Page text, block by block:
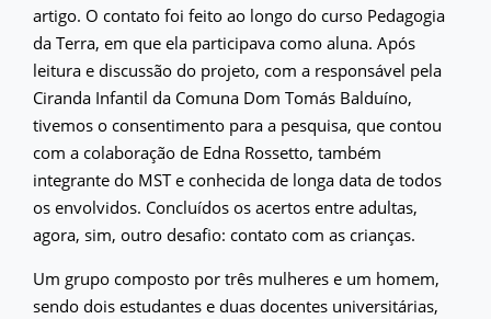
artigo. O contato foi feito ao longo do curso Pedagogia
da Terra, em que ela participava como aluna. Após
leitura e discussão do projeto, com a responsável pela
Ciranda Infantil da Comuna Dom Tomás Balduíno,
tivemos o consentimento para a pesquisa, que contou
com a colaboração de Edna Rossetto, também
integrante do MST e conhecida de longa data de todos
os envolvidos. Concluídos os acertos entre adultas,
agora, sim, outro desafio: contato com as crianças.
Um grupo composto por três mulheres e um homem,
sendo dois estudantes e duas docentes universitárias,